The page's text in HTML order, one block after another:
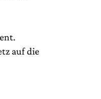
auf die